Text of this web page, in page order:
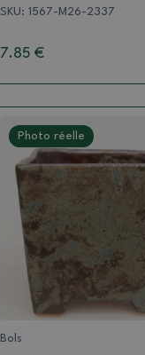
SKU: 1567-M26-2337
7.85 €
Photo réelle
Bols